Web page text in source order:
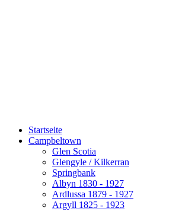
Startseite
Campbeltown
Glen Scotia
Glengyle / Kilkerran
Springbank
Albyn 1830 - 1927
Ardlussa 1879 - 1927
Argyll 1825 - 1923